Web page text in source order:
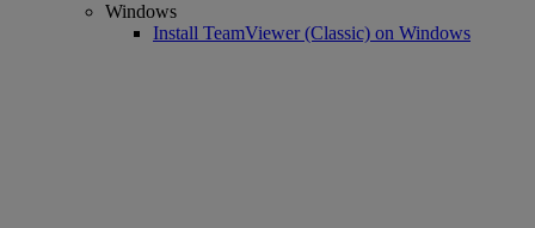
Windows
Install TeamViewer (Classic) on Windows